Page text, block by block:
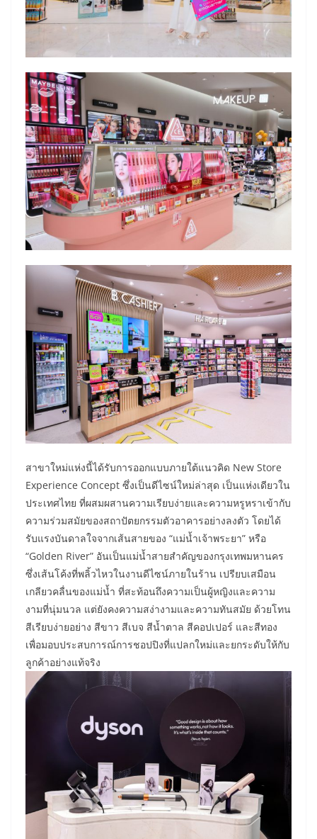
สาขาใหม่แห่งนี้ได้รับการออกแบบภายใต้แนวคิด New Store
Experience Concept ซึ่งเป็นดีไซน์ใหม่ล่าสุด เป็นแห่งเดียวใน
ประเทศไทย ที่ผสมผสานความเรียบง่ายและความหรูหราเข้ากับ
ความร่วมสมัยของสถาปัตยกรรมตัวอาคารอย่างลงตัว โดยได้
รับแรงบันดาลใจจากเส้นสายของ “แม่น้ำเจ้าพระยา” หรือ
“Golden River” อันเป็นแม่น้ำสายสำคัญของกรุงเทพมหานคร
ซึ่งเส้นโค้งที่พลิ้วไหวในงานดีไซน์ภายในร้าน เปรียบเสมือน
เกลียวคลื่นของแม่น้ำ ที่สะท้อนถึงความเป็นผู้หญิงและความ
งามที่นุ่มนวล แต่ยังคงความสง่างามและความทันสมัย ด้วยโทน
สีเรียบง่ายอย่าง สีขาว สีเบจ สีน้ำตาล สีคอปเปอร์ และสีทอง
เพื่อมอบประสบการณ์การชอปปิงที่แปลกใหม่และยกระดับให้กับ
ลูกค้าอย่างแท้จริง